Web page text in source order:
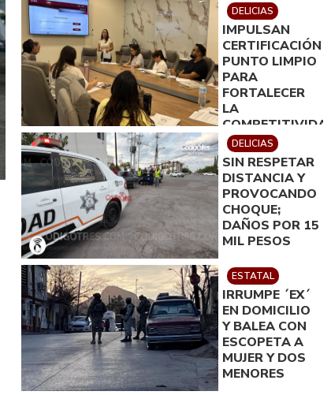
OCURRIDO
TRAS
DISPUTA POR
TERRENOS EN
JULIMES
DELICIAS
IMPULSAN
CERTIFICACIÓN
PUNTO LIMPIO
PARA
FORTALECER
LA
TURÍSTICA EN
DELICIAS
DELICIAS
SIN RESPETAR
DISTANCIA Y
PROVOCANDO
CHOQUE;
DAÑOS POR 15
MIL PESOS
ESTATAL
IRRUMPE ´EX´
EN DOMICILIO
Y BALEA CON
ESCOPETA A
MUJER Y DOS
MENORES